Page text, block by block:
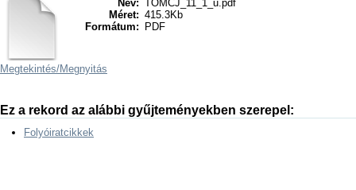
Név: TOMCJ_11_1_u.pdf
Méret: 415.3Kb
Formátum:
PDF
Megtekintés/Megnyitás
Ez a rekord az alábbi gyűjteményekben szerepel:
Folyóiratcikkek